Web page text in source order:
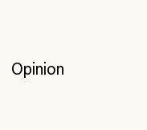
Opinion